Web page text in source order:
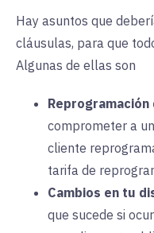
Hay asuntos que
cláusulas, para que
Algunas de ellas son
comprometer a
cliente
tarifa de
Cambios en tu
que sucede si